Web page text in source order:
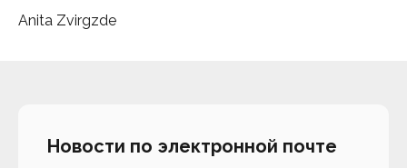
Anita Zvirgzde
Новости по электронной почте